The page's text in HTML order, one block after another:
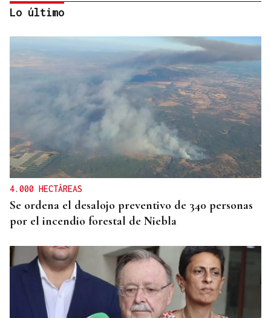
Un herido en la colisión entre dos coches en la
entrada a las termas de Outariz
Lo último
4.000 HECTÁREAS
Se ordena el desalojo preventivo de 340 personas
por el incendio forestal de Niebla